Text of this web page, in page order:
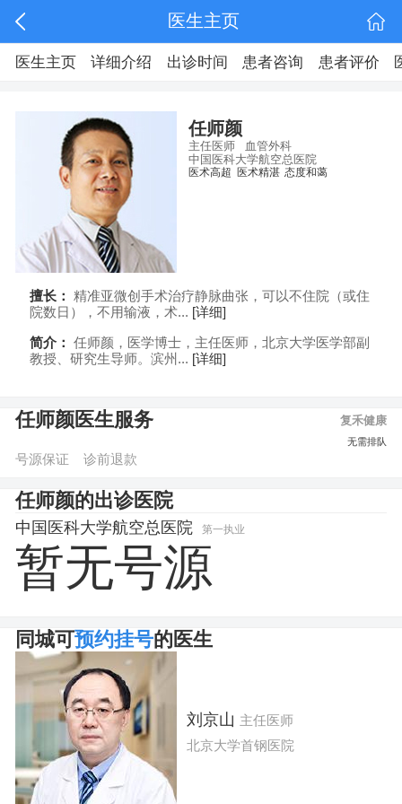
医生主页
医生主页 详细介绍 出诊时间 患者咨询 患者评价
任师颜
主任医师
血管外科
中国医科大学航空总医院
医术高超 医术精湛 态度和蔼
擅长： 精准亚微创手术治疗静脉曲张，可以不住院（或住
院数日），不用输液，术... [详细]
简介： 任师颜，医学博士，主任医师，北京大学医学部副
教授、研究生导师。滨州... [详细]
任师颜医生服务 复禾健康
预约挂号无需排队
号源保证 诊前退款
任师颜的出诊医院
中国医科大学航空总医院 第一执业
暂无号源
同城可预约挂号的医生
刘京山 主任医师
北京大学首钢医院